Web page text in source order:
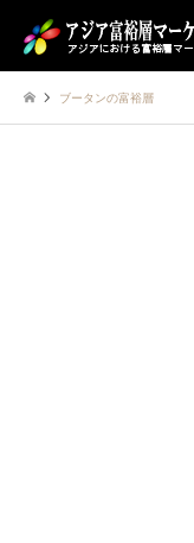
ブータンの富裕層